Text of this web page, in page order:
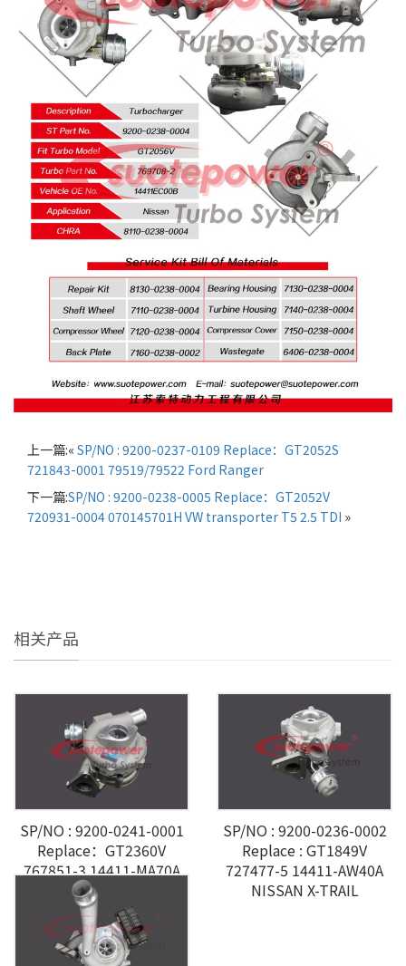
上一篇:« SP/NO : 9200-0237-0109 Replace：GT2052S
721843-0001 79519/79522 Ford Ranger
下一篇:SP/NO : 9200-0238-0005 Replace：GT2052V
720931-0004 070145701H VW transporter T5 2.5 TDI »
相关产品
SP/NO : 9200-0241-0001
Replace：GT2360V
767851-3 14411-MA70A
NISSAN CABSTAR 3.0L
SP/NO : 9200-0236-0002
Replace : GT1849V
727477-5 14411-AW40A
NISSAN X-TRAIL